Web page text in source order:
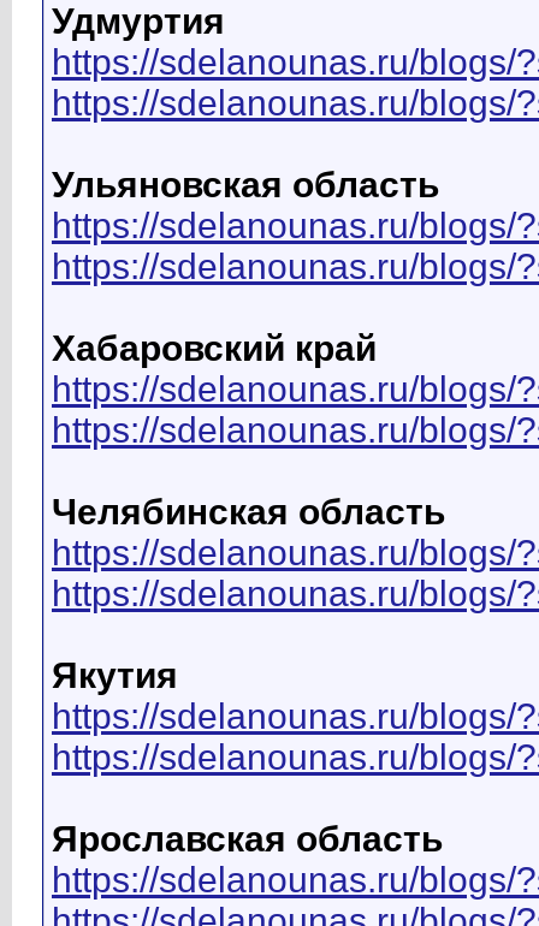
Удмуртия
https://sdelanounas.ru/blogs/
https://sdelanounas.ru/blogs/
Ульяновская область
https://sdelanounas.ru/blogs/
https://sdelanounas.ru/blogs/
Хабаровский край
https://sdelanounas.ru/blogs/
https://sdelanounas.ru/blogs/
Челябинская область
https://sdelanounas.ru/blogs/
https://sdelanounas.ru/blogs/
Якутия
https://sdelanounas.ru/blogs/
https://sdelanounas.ru/blogs/
Ярославская область
https://sdelanounas.ru/blogs/